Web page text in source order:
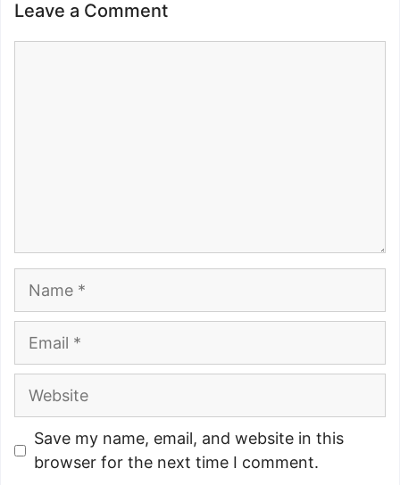
Leave a Comment
Website
Save my name, email, and website in this
browser for the next time I comment.